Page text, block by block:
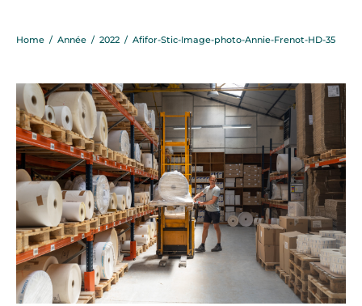
Home / Année / 2022 / Afifor-Stic-Image-photo-Annie-Frenot-HD-35